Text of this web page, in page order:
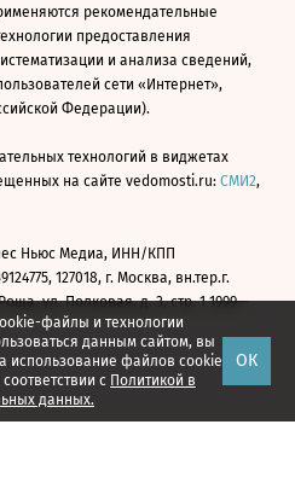
файлы и технологии
данным сайтом, вы
использование файлов cookie
с Политикой в
данных.
ОК
рекомендательные
предоставления
и анализа сведений,
сети «Интернет»,
Федерации).
технологий в виджетах
на сайте vedomosti.ru: СМИ2,
Ньюс Медиа, ИНН/КПП
127018, г. Москва, вн.тер.г.
ул. Полковая, д. 3, стр. 1 1999—